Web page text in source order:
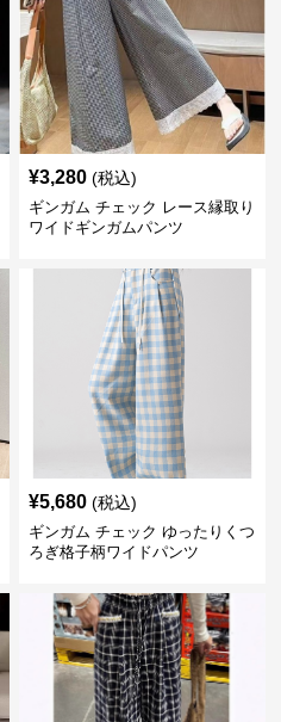
¥3,280 (税込)
ギンガム チェック レース縁取り
ワイドギンガムパンツ
¥5,680 (税込)
ギンガム チェック ゆったりくつ
ろぎ格子柄ワイドパンツ